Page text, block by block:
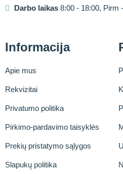
Darbo laikas 8:00 - 18:00, Pirm
Informacija
Apie mus
Rekvizitai
Privatumo politika
Pirkimo-pardavimo taisyklės
Prekių pristatymo sąlygos
Slapukų politika